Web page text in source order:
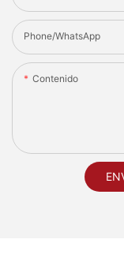
Phone/whatsApp
Contenido